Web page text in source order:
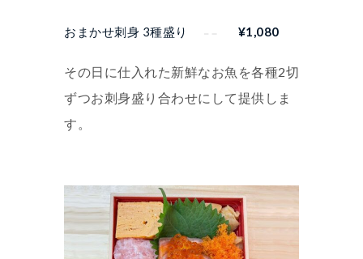
おまかせ刺身 3種盛り ¥1,080
その日に仕入れた新鮮なお魚を各種2切
ずつお刺身盛り合わせにして提供しま
す。